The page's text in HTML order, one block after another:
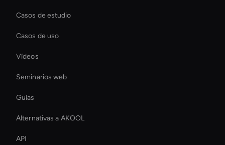
Casos de estudio
Casos de uso
Vídeos
Seminarios web
Guías
Alternativas a AKOOL
API